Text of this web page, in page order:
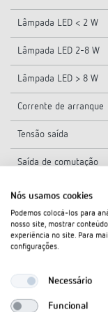
Lâmpada LED < 2 W
Lâmpada LED 2-8 W
Lâmpada LED > 8 W
Corrente de arranque
Tensão saída
Saída de comutação
Comutar diferentes
Indicado para SELV
Carga C
Tipo
Nós usamos cookies
Podemos colocá-los para
nosso site, mostrar
experiência no site. Para
configurações.
Necessário
Funcional